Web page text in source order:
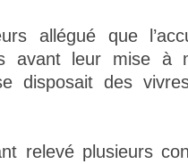
allégué que
avant leur mise à
disposait des
relevé plusieurs